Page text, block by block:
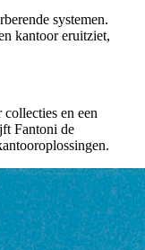
systemen.
kantoor eruitziet,
en een
Fantoni de